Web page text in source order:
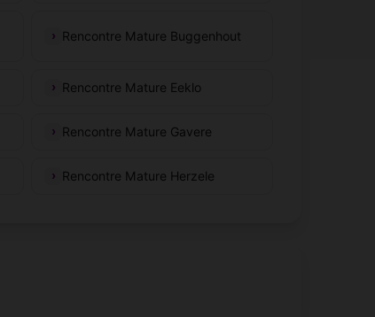
Rencontre Mature Buggenhout
Rencontre Mature Eeklo
Rencontre Mature Gavere
Rencontre Mature Herzele